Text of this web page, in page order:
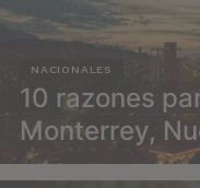
NACIONALES
10 razones
Monterrey,